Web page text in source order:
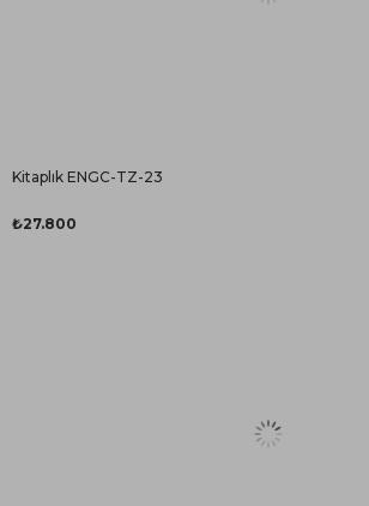
Kitaplık ENGC-TZ-23
₺27.800